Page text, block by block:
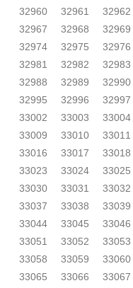
32960
32961 32962
32967
32968 32969
32974
32975 32976
32981
32982 32983
32988
32989 32990
32995
32996 32997
33002
33003 33004
33009
33010 33011
33016
33017 33018
33023
33024 33025
33030
33031 33032
33037
33038 33039
33044
33045 33046
33051
33052 33053
33058
33059 33060
33065
33066 33067